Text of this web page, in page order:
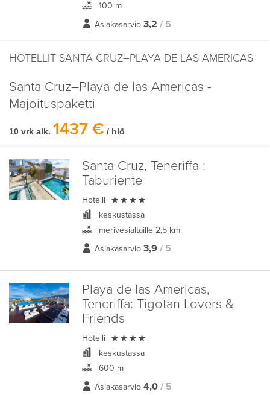
100 m
Asiakasarvio 3,2 / 5
HOTELLIT SANTA CRUZ–PLAYA DE LAS AMERICAS
Santa Cruz–Playa de las Americas -
Majoituspaketti
10 vrk alk. 1437 € / hlö
Santa Cruz, Teneriffa :
Taburiente
Hotelli 
keskustassa
merivesialtaille 2,5 km
Asiakasarvio 3,9 / 5
Playa de las Americas,
Teneriffa: Tigotan Lovers &
Friends
Hotelli 
keskustassa
600 m
Asiakasarvio 4,0 / 5